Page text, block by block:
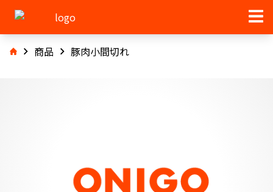
商品 豚肉小間切れ